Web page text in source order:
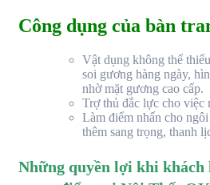
Công dụng của bàn
Vật dụng không thể
soi gương hàng ngày,
nhờ mặt gương cao cấp.
Trợ thủ đắc lực cho việc
Làm điểm nhấn cho
thêm sang trọng, thanh
Những quyền lợi khi khách